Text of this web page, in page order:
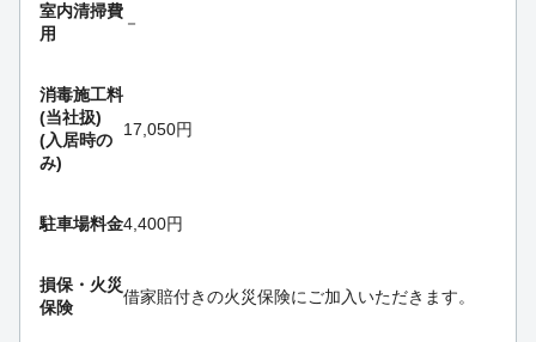
室内清掃費
用
－
消毒施工料
(当社扱)
(入居時の
み)
17,050円
駐車場料金4,400円
損保・ 火災
保険
借家賠付きの火災保険にご加入いただきます。